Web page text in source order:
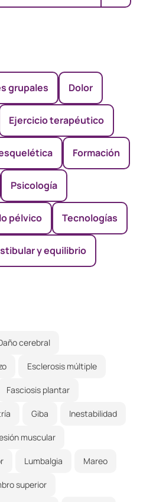
grupales Dolor
Ejercicio terapéutico
Formación
Psicología
pélvico Tecnologías
y equilibrio
cerebral
Esclerosis múltiple
Fasciosis plantar
Giba Inestabilidad
muscular
Lumbalgia Mareo
superior